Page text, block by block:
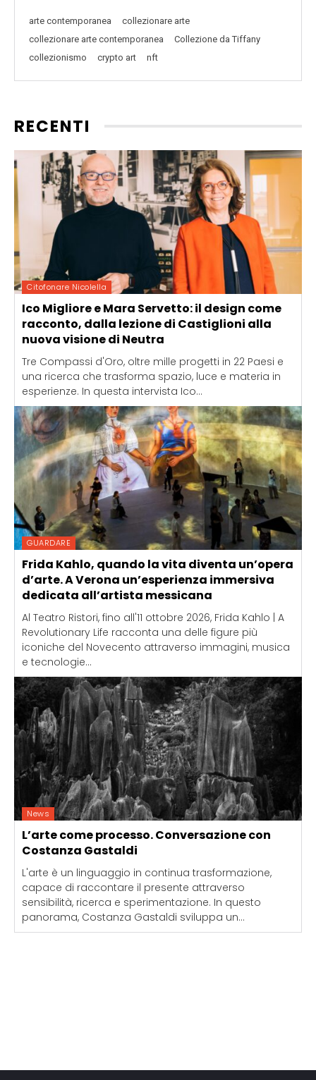
arte contemporanea
collezionare arte
collezionare arte contemporanea
Collezione da Tiffany
collezionismo
crypto art nft
RECENTI
Citofonare Nicolella
Ico Migliore e Mara Servetto: il design come
racconto, dalla lezione di Castiglioni alla
nuova visione di Neutra
Tre Compassi d'Oro, oltre mille progetti in 22 Paesi e
una ricerca che trasforma spazio, luce e materia in
esperienze. In questa intervista Ico...
GUARDARE
Frida Kahlo, quando la vita diventa un’opera
d’arte. A Verona un’esperienza immersiva
dedicata all’artista messicana
Al Teatro Ristori, fino all'11 ottobre 2026, Frida Kahlo | A
Revolutionary Life racconta una delle figure più
iconiche del Novecento attraverso immagini, musica
e tecnologie...
News
L’arte come processo. Conversazione con
Costanza Gastaldi
L'arte è un linguaggio in continua trasformazione,
capace di raccontare il presente attraverso
sensibilità, ricerca e sperimentazione. In questo
panorama, Costanza Gastaldi sviluppa un...